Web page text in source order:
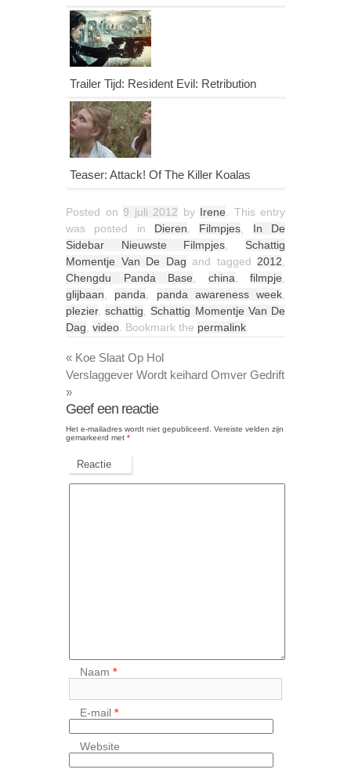
Trailer Tijd: Resident Evil: Retribution
Teaser: Attack! Of The Killer Koalas
Posted on 9 juli 2012 by Irene . This entry
was posted in Dieren Filmpjes
In De
Sidebar Nieuwste Filmpjes
Schattig
Momentje Van De Dag and tagged 2012
Chengdu Panda Base
china filmpje
glijbaan
panda panda awareness week
plezier,schattig
Schattig Momentje Van De
Dag video . Bookmark the permalink
« Koe Slaat Op Hol
Verslaggever Wordt keihard Omver Gedrift
»
Geef een reactie
Het e-mailadres wordt niet gepubliceerd.
Vereiste velden zijn
gemarkeerd met *
Reactie
Naam*
E-mail*
Website